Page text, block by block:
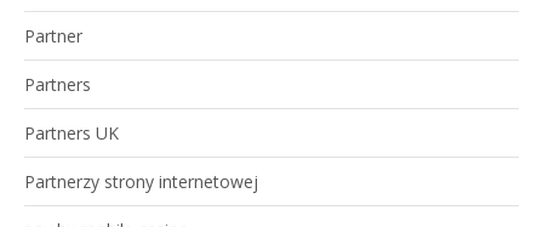
Partner
Partners
Partners UK
Partnerzy strony internetowej